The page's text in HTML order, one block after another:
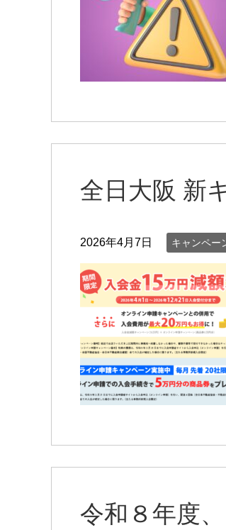
全日大阪 新
2026年4月7日 キャンペー
令和８年度